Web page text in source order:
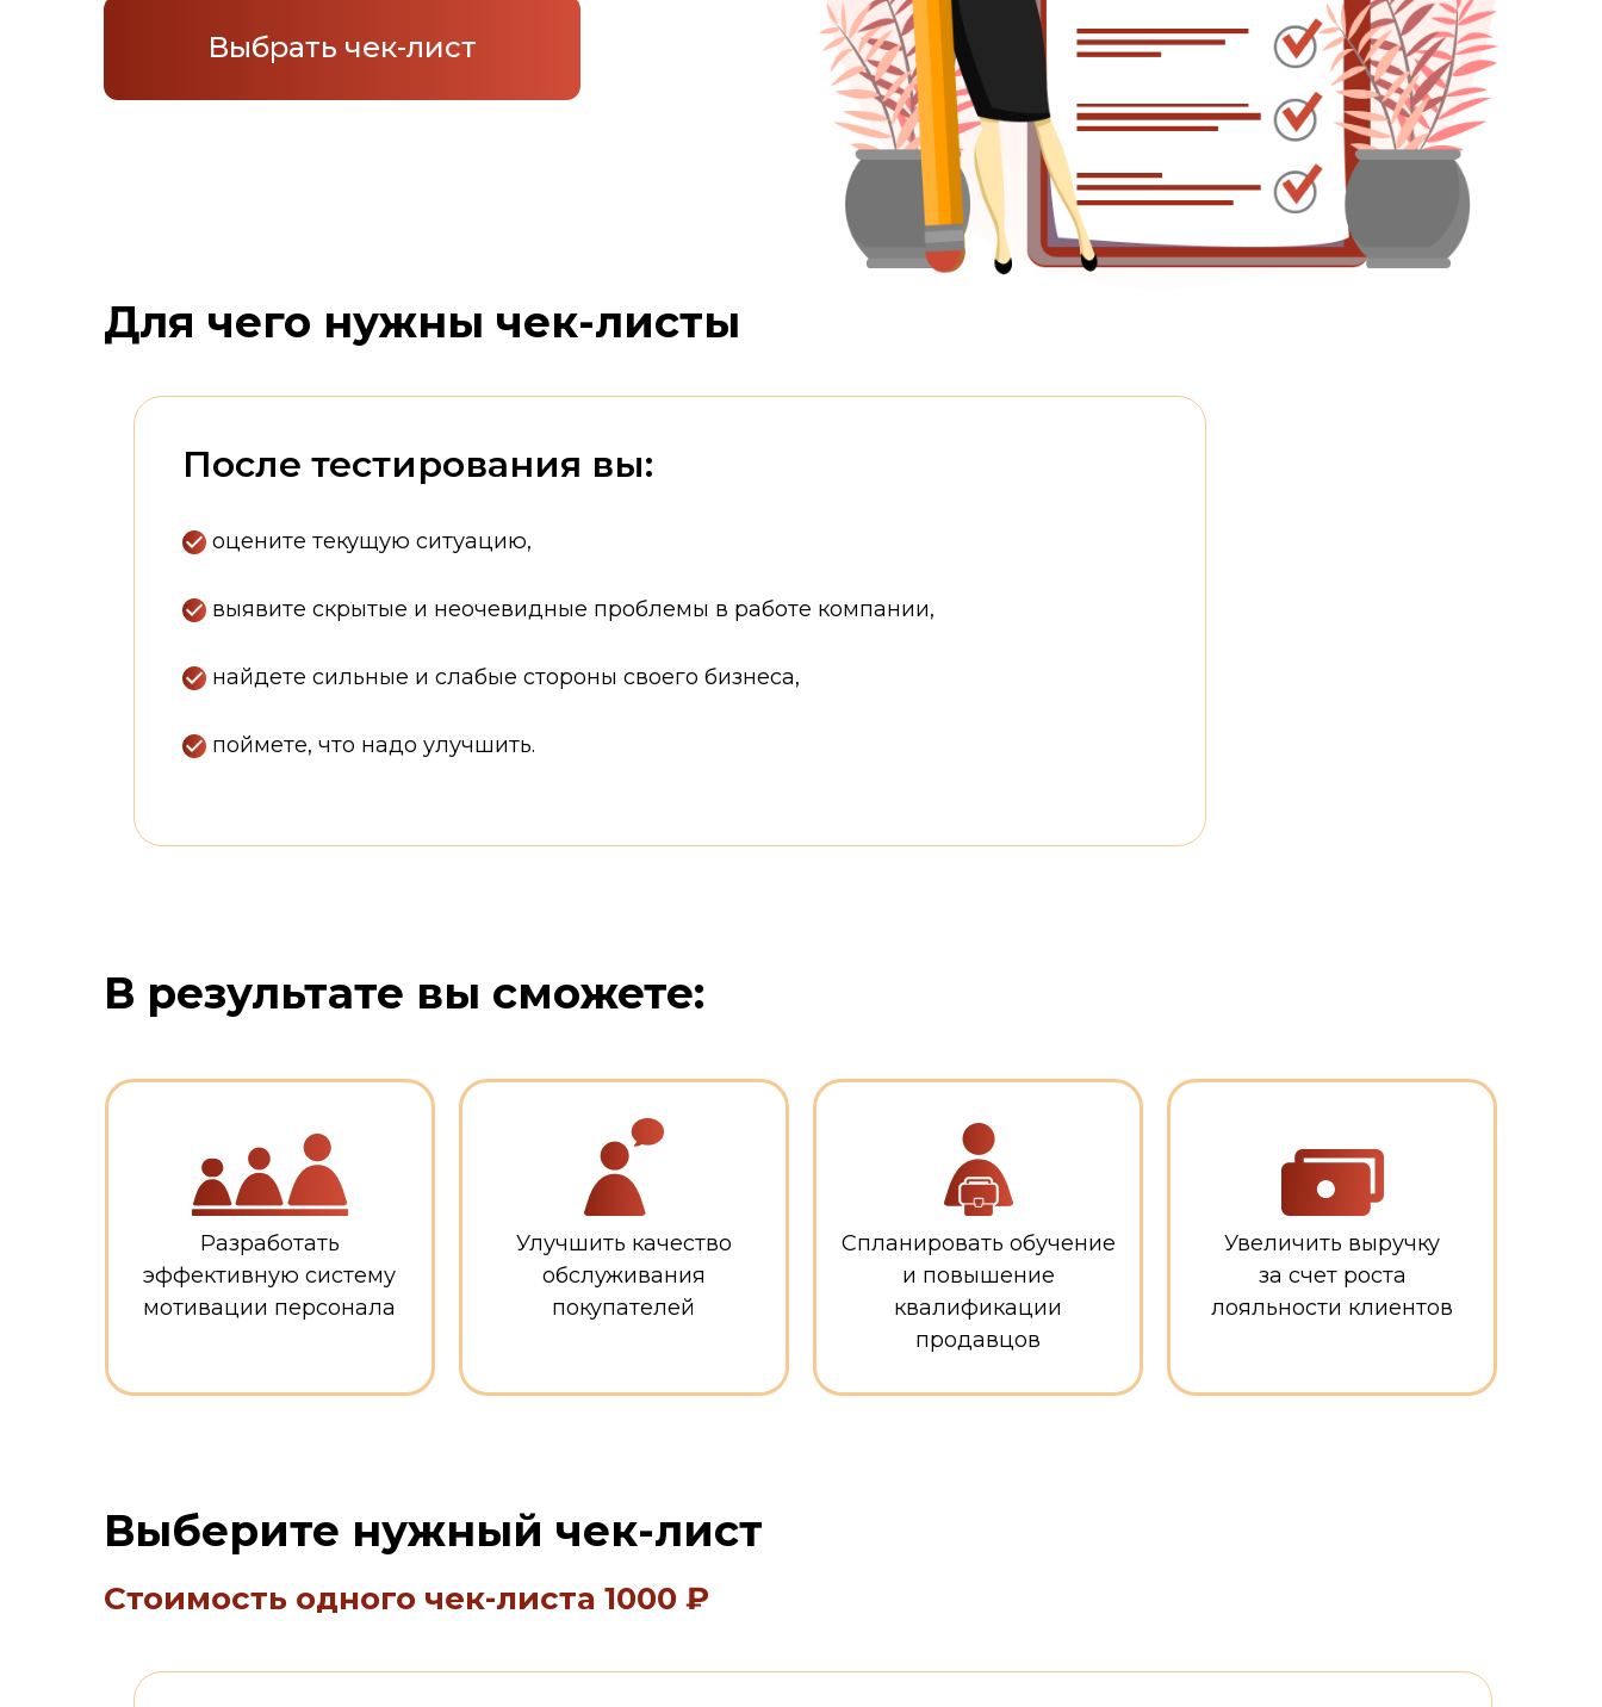
Выбрать чек-лист
Для чего нужны чек-листы
После тестирования вы:
оцените текущую ситуацию,
выявите скрытые и неочевидные проблемы в работе компании,
найдете сильные и слабые стороны своего бизнеса,
поймете, что надо улучшить.
В результате вы сможете:
Разработать
эффективную систему
мотивации персонала
Улучшить качество
обслуживания
покупателей
Спланировать обучение
и повышение
квалификации
продавцов
Увеличить выручку
за счет роста
лояльности клиентов
Выберите нужный чек-лист
Стоимость одного чек-листа 1000 ₽